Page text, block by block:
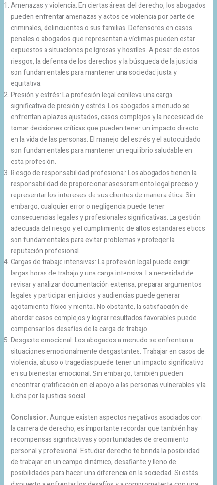
Amenazas y violencia: En ciertas áreas del derecho, los abogados
pueden enfrentar amenazas y actos de violencia por parte de
criminales, delincuentes o sus familias. Defensores en casos
penales o abogados que representan a víctimas pueden estar
expuestos a situaciones peligrosas y hostiles. A pesar de estos
riesgos, la defensa de los derechos y la búsqueda de la justicia
son fundamentales para mantener una sociedad justa y
equitativa.
Presión y estrés: La profesión legal conlleva una carga
significativa de presión y estrés. Los abogados a menudo se
enfrentan a plazos ajustados, casos complejos y la necesidad de
tomar decisiones críticas que pueden tener un impacto directo
en la vida de las personas. El manejo del estrés y el autocuidado
son fundamentales para mantener un equilibrio saludable en
esta profesión.
Riesgo de responsabilidad profesional: Los abogados tienen la
responsabilidad de proporcionar asesoramiento legal preciso y
representar los intereses de sus clientes de manera ética. Sin
embargo, cualquier error o negligencia puede tener
consecuencias legales y profesionales significativas. La gestión
adecuada del riesgo y el cumplimiento de altos estándares éticos
son fundamentales para evitar problemas y proteger la
reputación profesional.
Cargas de trabajo intensivas: La profesión legal puede exigir
largas horas de trabajo y una carga intensiva. La necesidad de
revisar y analizar documentación extensa, preparar argumentos
legales y participar en juicios y audiencias puede generar
agotamiento físico y mental. No obstante, la satisfacción de
abordar casos complejos y lograr resultados favorables puede
compensar los desafíos de la carga de trabajo.
Desgaste emocional: Los abogados a menudo se enfrentan a
situaciones emocionalmente desgastantes. Trabajar en casos de
violencia, abuso o tragedias puede tener un impacto significativo
en su bienestar emocional. Sin embargo, también pueden
encontrar gratificación en el apoyo a las personas vulnerables y la
lucha por la justicia social.
Conclusion: Aunque existen aspectos negativos asociados con
la carrera de derecho, es importante recordar que también hay
recompensas significativas y oportunidades de crecimiento
personal y profesional. Estudiar derecho te brinda la posibilidad
de trabajar en un campo dinámico, desafiante y lleno de
posibilidades para hacer una diferencia en la sociedad. Si estás